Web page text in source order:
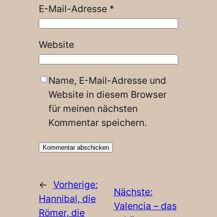
E-Mail-Adresse *
Website
Name, E-Mail-Adresse und
Website in diesem Browser
für meinen nächsten
Kommentar speichern.
← Vorherige:
Hannibal, die
Römer, die
Nächste:
Valencia – das